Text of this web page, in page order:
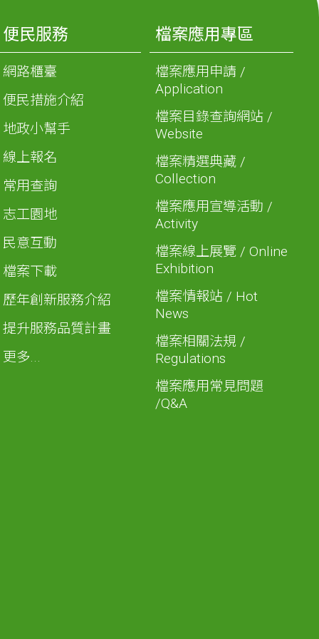
便民服務
網路櫃臺
便民措施介紹
地政小幫手
線上報名
常用查詢
志工園地
民意互動
檔案下載
歷年創新服務介紹
提升服務品質計畫
更多...
檔案應用專區
檔案應用申請 /
Application
檔案目錄查詢網站 /
Website
檔案精選典藏 /
Collection
檔案應用宣導活動 /
Activity
檔案線上展覽 / Online
Exhibition
檔案情報站 / Hot
News
檔案相關法規 /
Regulations
檔案應用常見問題
/Q&A